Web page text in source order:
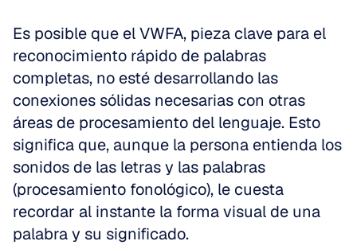
Es posible que el VWFA, pieza clave para el
reconocimiento rápido de palabras
completas, no esté desarrollando las
conexiones sólidas necesarias con otras
áreas de procesamiento del lenguaje. Esto
significa que, aunque la persona entienda los
sonidos de las letras y las palabras
(procesamiento fonológico), le cuesta
recordar al instante la forma visual de una
palabra y su significado.